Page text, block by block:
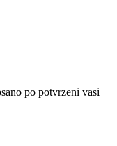
po potvrzeni vasi